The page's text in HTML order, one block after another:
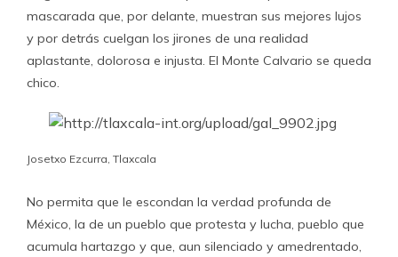
mascarada que, por delante, muestran sus mejores lujos
y por detrás cuelgan los jirones de una realidad
aplastante, dolorosa e injusta. El Monte Calvario se queda
chico.
Josetxo Ezcurra, Tlaxcala
No permita que le escondan la verdad profunda de
México, la de un pueblo que protesta y lucha, pueblo que
acumula hartazgo y que, aun silenciado y amedrentado,